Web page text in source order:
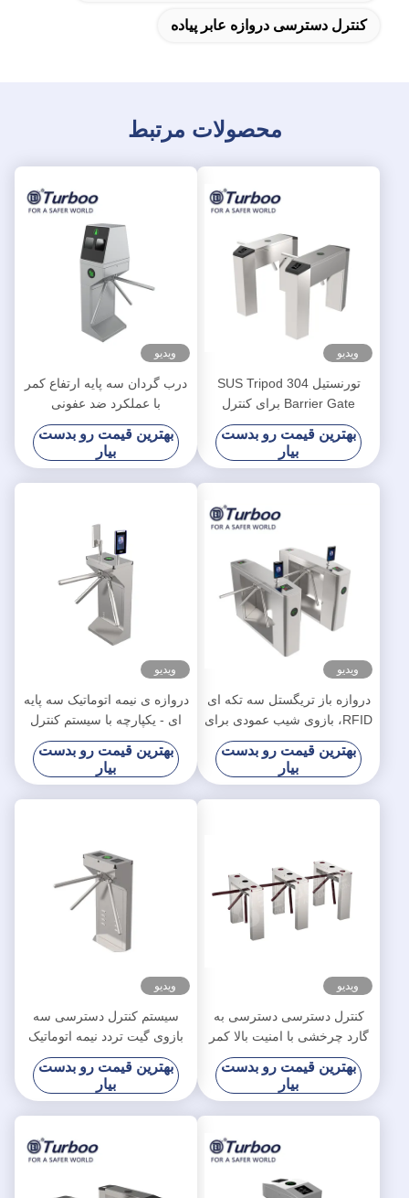
کنترل دسترسی دروازه عابر پیاده
محصولات مرتبط
ویدیو
تورنستیل 304 SUS Tripod
Barrier Gate برای کنترل
دسترسی عابر پیاده
بهترین قیمت رو بدست
بیار
ویدیو
درب گردان سه پایه ارتفاع کمر
با عملکرد ضد عفونی
بهترین قیمت رو بدست
بیار
ویدیو
دروازه باز تریگستل سه تکه ای
RFID، بازوی شیب عمودی برای
مدرسه
بهترین قیمت رو بدست
بیار
ویدیو
دروازه ی نیمه اتوماتیک سه پایه
ای - یکپارچه با سیستم کنترل
دسترسی امنیتی
بهترین قیمت رو بدست
بیار
ویدیو
کنترل دسترسی دسترسی به
گارد چرخشی با امنیت بالا کمر
RFID IC Card SUS304
AC100-240V
بهترین قیمت رو بدست
بیار
ویدیو
سیستم کنترل دسترسی سه
بازوی گیت تردد نیمه اتوماتیک
RFID LV129
بهترین قیمت رو بدست
بیار